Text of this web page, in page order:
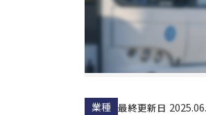
業種 最終更新日